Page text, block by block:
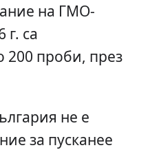
на ГМО-
г. са
200 проби, през
не е
за пусканее